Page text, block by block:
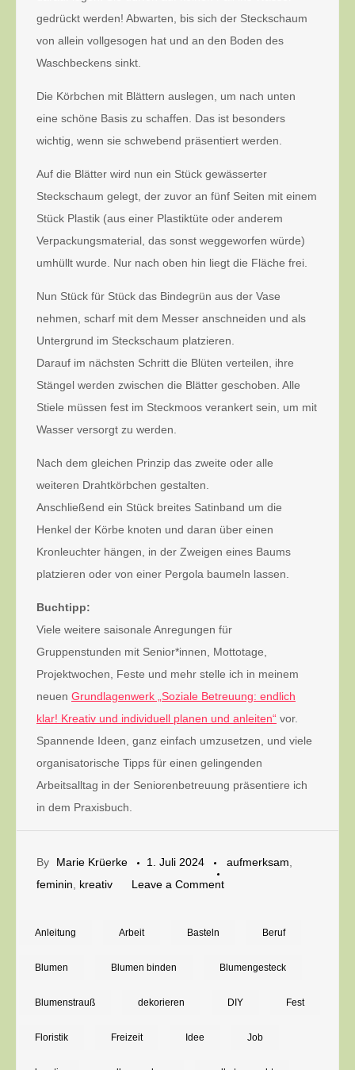
gedrückt werden! Abwarten, bis sich der Steckschaum
von allein vollgesogen hat und an den Boden des
Waschbeckens sinkt.
Die Körbchen mit Blättern auslegen, um nach unten
eine schöne Basis zu schaffen. Das ist besonders
wichtig, wenn sie schwebend präsentiert werden.
Auf die Blätter wird nun ein Stück gewässerter
Steckschaum gelegt, der zuvor an fünf Seiten mit einem
Stück Plastik (aus einer Plastiktüte oder anderem
Verpackungsmaterial, das sonst weggeworfen würde)
umhüllt wurde. Nur nach oben hin liegt die Fläche frei.
Nun Stück für Stück das Bindegrün aus der Vase
nehmen, scharf mit dem Messer anschneiden und als
Untergrund im Steckschaum platzieren.
Darauf im nächsten Schritt die Blüten verteilen, ihre
Stängel werden zwischen die Blätter geschoben. Alle
Stiele müssen fest im Steckmoos verankert sein, um mit
Wasser versorgt zu werden.
Nach dem gleichen Prinzip das zweite oder alle
weiteren Drahtkörbchen gestalten.
Anschließend ein Stück breites Satinband um die
Henkel der Körbe knoten und daran über einen
Kronleuchter hängen, in der Zweigen eines Baums
platzieren oder von einer Pergola baumeln lassen.
Buchtipp:
Viele weitere saisonale Anregungen für
Gruppenstunden mit Senior*innen, Mottotage,
Projektwochen, Feste und mehr stelle ich in meinem
neuen Grundlagenwerk „Soziale Betreuung: endlich
klar! Kreativ und individuell planen und anleiten“ vor.
Spannende Ideen, ganz einfach umzusetzen, und viele
organisatorische Tipps für einen gelingenden
Arbeitsalltag in der Seniorenbetreuung präsentiere ich
in dem Praxisbuch.
By Marie Krüerke 1. Juli 2024 aufmerksam
feminin
kreativ Leave a Commenton
Drahtkörbe
Blumendeko:
schwebende
Anleitung Arbeit Basteln Beruf
Blumen Blumen binden Blumengesteck
Blumenstrauß dekorieren DIY Fest
Floristik Freizeit Idee Job